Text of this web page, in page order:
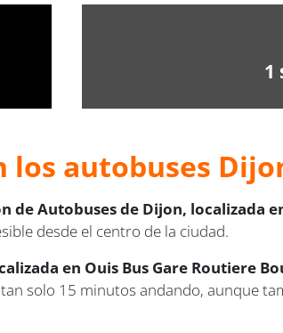
1
los autobuses
de Autobuses de Dijon, localizada
desde el centro de la ciudad.
en Ouis Bus Gare Routiere
solo 15 minutos andando, aunque